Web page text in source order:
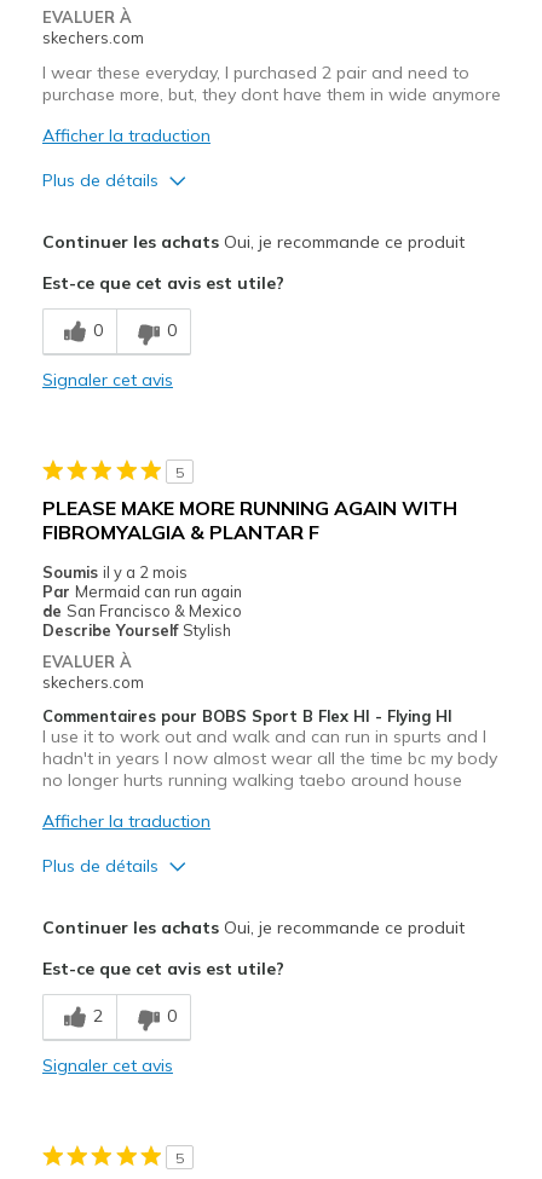
EVALUER À
skechers.com
I wear these everyday, I purchased 2 pair and need to
purchase more, but, they dont have them in wide anymore
Afficher la traduction
Plus de détails
Breathe Well
Comfortable
Le contre
Don't make them in wide anymore
Les meilleures utilisations
Casual Wear
Travel
Width
Feels true to width
Sizing
Feels true to size
View On Shoes
I'm Really Into Shoes
Continuer les achatsOui, je recommande ce produit
Est-ce que cet avis est utile?
0 0
Signaler cet avis
5
PLEASE MAKE MORE RUNNING AGAIN WITH
FIBROMYALGIA & PLANTAR F
Soumis il y a 2 mois
Par Mermaid can run again
de San Francisco & Mexico
Describe Yourself Stylish
EVALUER À
skechers.com
Commentaires pour BOBS Sport B Flex HI - Flying HI
I use it to work out and walk and can run in spurts and I
hadn't in years I now almost wear all the time bc my body
no longer hurts running walking taebo around house
Afficher la traduction
Plus de détails
Breathe Well
Comfortable
Continuer les achatsOui, je recommande ce produit
Est-ce que cet avis est utile?
2 0
Signaler cet avis
5